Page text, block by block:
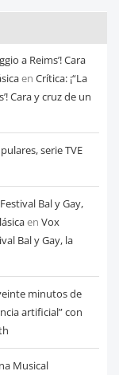
a Reims’! Cara
en Crítica: ¡“La
Cara y cruz de un
serie TVE
Bal y Gay,
en Vox
Bal y Gay, la
minutos de
artificial” con
Musical